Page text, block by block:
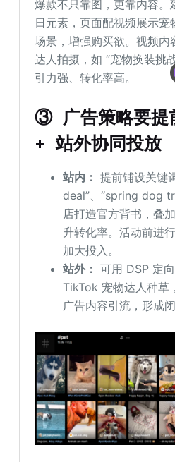
爆款不只靠图，更靠内容。
日元素，页面配视频展示宠
场景，增强购买欲。视频
达人拍摄，如 “宠物换装挑
引力强、转化率高。
③ 广告策略要提
+ 站外协同投放
站内： 提前铺设关键
deal”、“spring dog
店打造官方背书，叠
升转化率。活动前进
加大投入。
站外： 可用 DSP 定
TikTok 宠物达人种草
广告内容引流，形成闭